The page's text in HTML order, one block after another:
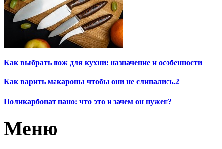
Как выбрать нож для кухни: назначение и особенности
Как варить макароны чтобы они не слипались.2
Поликарбонат нано: что это и зачем он нужен?
Меню